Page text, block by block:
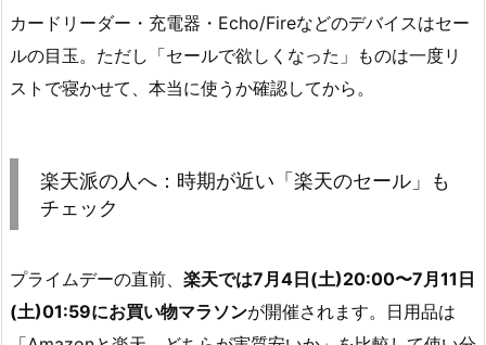
カードリーダー・充電器・Echo/Fireなどのデバイスはセー
ルの目玉。ただし「セールで欲しくなった」ものは一度リ
ストで寝かせて、本当に使うか確認してから。
楽天派の人へ：時期が近い「楽天のセール」も
チェック
プライムデーの直前、 楽天では7月4日(土)20:00〜7月11日
(土)01:59にお買い物マラソンが開催されます。日用品は